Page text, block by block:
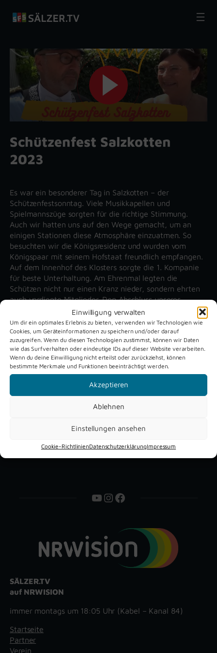
Einwilligung verwalten
Um dir ein optimales Erlebnis zu bieten, verwenden wir Technologien wie
Cookies, um Geräteinformationen zu speichern und/oder darauf
zuzugreifen. Wenn du diesen Technologien zustimmst, können wir Daten
wie das Surfverhalten oder eindeutige IDs auf dieser Website verarbeiten.
Wenn du deine Einwilligung nicht erteilst oder zurückziehst, können
bestimmte Merkmale und Funktionen beeinträchtigt werden.
Akzeptieren
Ablehnen
Einstellungen ansehen
Cookie-RichtlinienDatenschutzerklärungImpressum
Inhalt
springen
Schützenfest Salzkotten
2023
Es war ein besonderer Tag in Salzkotten – der
Schützenfestsonntag. Viele Musikkapellen und
Spielmannszüge sorgten für die richtige Stimmung.
Auch wir hatten uns auf den Wege gemacht, um an
einigen Stationen diese Atmosphäre einzuatmen. So
besuchten wir die Königsresidenz und wurden vom
Königspaar mit seinem Hofstaat freundlich empfangen.
Auf dem Innenhof des Klosters sorgte die 1. Kompanie
für beste Unterhaltung. Am Ehrenmal legten die
Schützen nicht nur einen Kranz nieder, sondern ehrten
auch verdiente Mitglieder. Den Abschluss unseres
Besuches fanden wir auf der Sälzerwiese, wo
konditionsstarke Schützen mit Parademarsch und
Lampenputzer für Begeisterung sorgten.
Unsere aktuellen Reportagen
Schützenfest
Verne 2026
Dreckburg
YouTube
Instagram
Facebook
SÄLZER.TV
auf NRWISION
immer montags um 18:05 Uhr (Kabel – Kanal 84)
Startseite
Partner
Verein